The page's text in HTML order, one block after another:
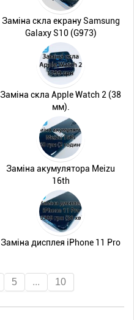
Заміна скла екрану Samsung
Galaxy S10 (G973)
Заміна скла Apple Watch 2 (38
мм).
Заміна акумулятора Meizu
16th
Заміна дисплея iPhone 11 Pro
5 ... 10